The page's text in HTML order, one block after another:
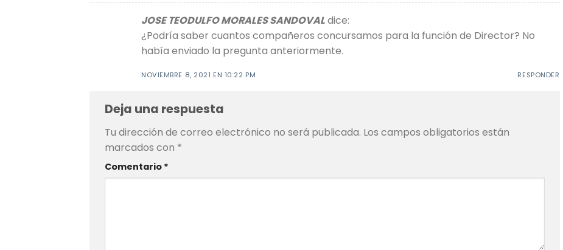
JOSE TEODULFO MORALES SANDOVALdice:
¿Podría saber cuantos compañeros concursamos para la función de Director? No
había enviado la pregunta anteriormente.
NOVIEMBRE 8, 2021 EN 10:22 PM RESPONDER
Deja una respuesta
Tu dirección de correo electrónico no será publicada. Los campos obligatorios están
marcados con *
Comentario *